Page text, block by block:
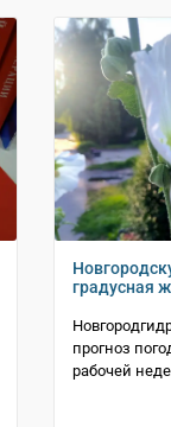
градусная
прогноз
рабочей